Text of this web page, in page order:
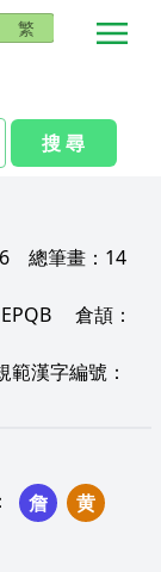
繁
搜 尋
6 總筆畫： 14
EPQB 倉頡：
範漢字編號：
： 詹
黄